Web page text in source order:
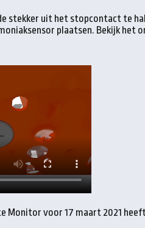
stekker uit het stopcontact te
plaatsen. Bekijk het
Monitor voor 17 maart 2021